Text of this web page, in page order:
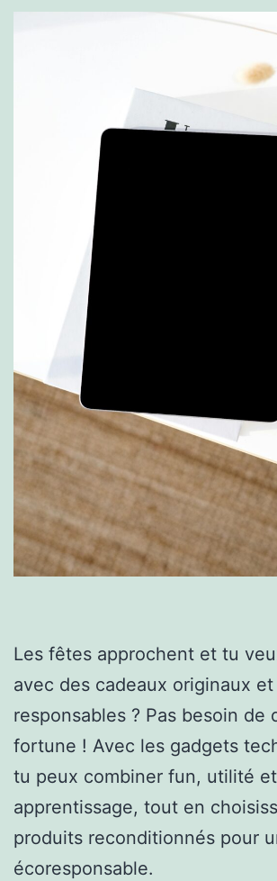
Les fêtes approchent et tu
avec des cadeaux originaux et
responsables ? Pas besoin de
fortune ! Avec les gadgets
tu peux combiner fun, utilité et
apprentissage, tout en
produits reconditionnés pour
écoresponsable.